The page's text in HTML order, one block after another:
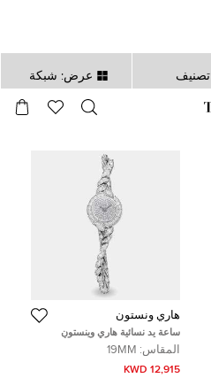
تصنيف عرض: شبكة
ثانية
هاري ونستون
ساعة يد نسائية هاري وينستون
تويست 178 2.19 فضي ذهب أبيض
عيار 18 ألماس كوارتز مقاس 18.5 مم
المقاس: 19MM
12,915 KWD